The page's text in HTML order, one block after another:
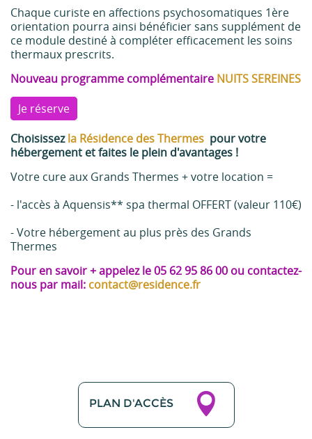
Chaque curiste en affections psychosomatiques 1ère
orientation pourra ainsi bénéficier sans supplément de
ce module destiné à compléter efficacement les soins
thermaux prescrits.
Nouveau programme complémentaire NUITS SEREINES
Je réserve
Choisissezla Résidence des Thermes pour votre
hébergement et faites le plein d'avantages !
Votre cure aux Grands Thermes + votre location =
- l'accès à Aquensis** spa thermal OFFERT (valeur 110€)
- Votre hébergement au plus près des Grands
Thermes
Pour en savoir + appelez le 05 62 95 86 00 ou contactez-
nous par mail: contact@residence.fr
PLAN D'ACCÈS